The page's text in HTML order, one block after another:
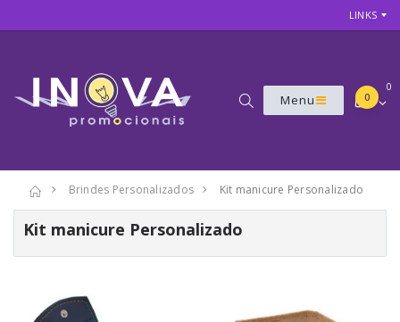
LINKS
Menu
0
0
Brindes Personalizados Kit manicure Personalizado
Kit manicure Personalizado